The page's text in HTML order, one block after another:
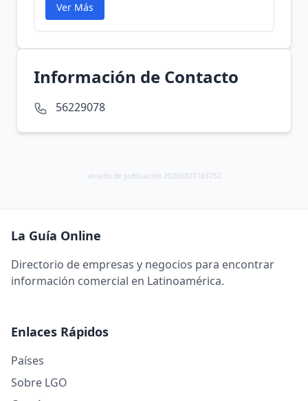
Ver Más
Información de Contacto
56229078
versión de publicación 20260807163752
La Guía Online
Directorio de empresas y negocios para encontrar
información comercial en Latinoamérica.
Enlaces Rápidos
Países
Sobre LGO